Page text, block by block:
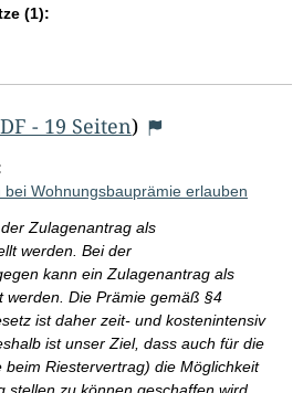
(1):
- 19 Seiten)
Wohnungsbauprämie erlauben
Zulagenantrag als
werden. Bei der
kann ein Zulagenantrag als
werden. Die Prämie gemäß §4
ist daher zeit- und kostenintensiv
ist unser Ziel, dass auch für die
beim Riestervertrag) die Möglichkeit
stellen zu können geschaffen wird.